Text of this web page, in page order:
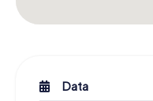
Data